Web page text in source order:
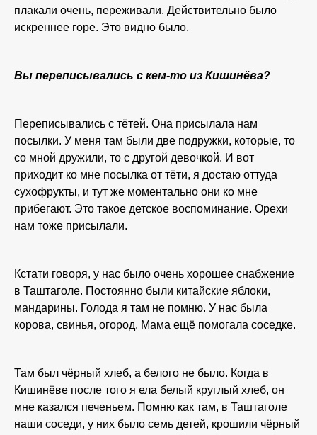
плакали очень, переживали. Действительно было
искреннее горе. Это видно было.
Вы переписывались с кем-то из Кишинёва?
Переписывались с тётей. Она присылала нам
посылки. У меня там были две подружки, которые, то
со мной дружили, то с другой девочкой. И вот
приходит ко мне посылка от тёти, я достаю оттуда
сухофрукты, и тут же моментально они ко мне
прибегают. Это такое детское воспоминание. Орехи
нам тоже присылали.
Кстати говоря, у нас было очень хорошее снабжение
в Таштаголе. Постоянно были китайские яблоки,
мандарины. Голода я там не помню. У нас была
корова, свинья, огород. Мама ещё помогала соседке.
Там был чёрный хлеб, а белого не было. Когда в
Кишинёве после того я ела белый круглый хлеб, он
мне казался печеньем. Помню как там, в Таштаголе
наши соседи, у них было семь детей, крошили чёрный